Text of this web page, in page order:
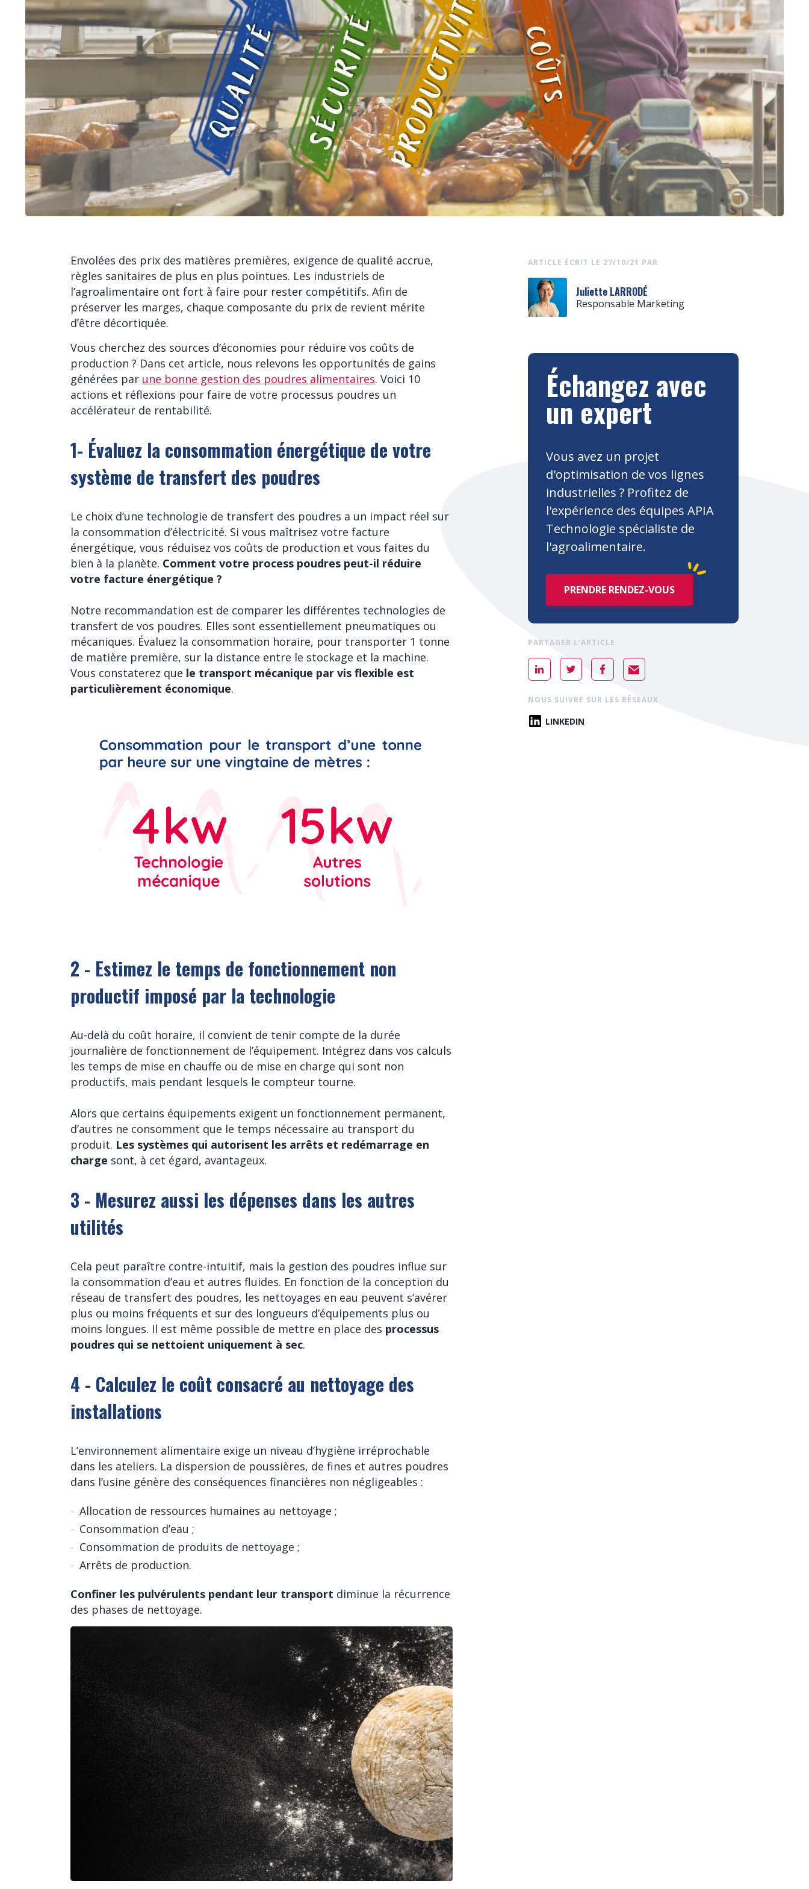
ALIMENTER UN MÉLANGEUR DE
POUDRES
ALIMENTER UN TAMISEUR
ALIMENTER UNE CUVE DE
DILUTION
VIDE-SAC MOBILE ET
BASCULANT (EMB)
EMOTTEUR TAMISEUR
BROYEUR
HOTTES DE DÉPOUSSIÉRAGE
CONDUITS ET VANNES
MANCHETTES DE CONNEXION
TRAVERSÉES DE CLOISONS
HYGIÉNIQUES
CONDITIONNER
ENSACHEUSE PESEUSE
CONFINÉE (EPC)
ENSACHEUSE PESEUSE MOBILE
(EPM)
TÊTE DE REMPLISSAGE
ÉTANCHE
Envolées des prix des matières premières, exigence de qualité accrue,
règles sanitaires de plus en plus pointues. Les industriels de
l’agroalimentaire ont fort à faire pour rester compétitifs. Afin de
préserver les marges, chaque composante du prix de revient mérite
d’être décortiquée.
Vous cherchez des sources d’économies pour réduire vos coûts de
production ? Dans cet article, nous relevons les opportunités de gains
générées par une bonne gestion des poudres alimentaires. Voici 10
actions et réflexions pour faire de votre processus poudres un
accélérateur de rentabilité.
1- Évaluez la consommation énergétique de votre
système de transfert des poudres
Le choix d’une technologie de transfert des poudres a un impact réel sur
la consommation d’électricité. Si vous maîtrisez votre facture
énergétique, vous réduisez vos coûts de production et vous faites du
bien à la planète. Comment votre process poudres peut-il réduire
votre facture énergétique ?
Notre recommandation est de comparer les différentes technologies de
transfert de vos poudres. Elles sont essentiellement pneumatiques ou
mécaniques. Évaluez la consommation horaire, pour transporter 1 tonne
de matière première, sur la distance entre le stockage et la machine.
Vous constaterez que le transport mécanique par vis flexible est
particulièrement économique.
2 - Estimez le temps de fonctionnement non
productif imposé par la technologie
Au-delà du coût horaire, il convient de tenir compte de la durée
journalière de fonctionnement de l’équipement. Intégrez dans vos calculs
les temps de mise en chauffe ou de mise en charge qui sont non
productifs, mais pendant lesquels le compteur tourne.
Alors que certains équipements exigent un fonctionnement permanent,
d’autres ne consomment que le temps nécessaire au transport du
produit. Les systèmes qui autorisent les arrêts et redémarrage en
charge sont, à cet égard, avantageux.
3 - Mesurez aussi les dépenses dans les autres
utilités
Cela peut paraître contre-intuitif, mais la gestion des poudres influe sur
la consommation d’eau et autres fluides. En fonction de la conception du
réseau de transfert des poudres, les nettoyages en eau peuvent s’avérer
plus ou moins fréquents et sur des longueurs d’équipements plus ou
moins longues. Il est même possible de mettre en place des processus
poudres qui se nettoient uniquement à sec.
4 - Calculez le coût consacré au nettoyage des
installations
L’environnement alimentaire exige un niveau d’hygiène irréprochable
dans les ateliers. La dispersion de poussières, de fines et autres poudres
dans l’usine génère des conséquences financières non négligeables :
Allocation de ressources humaines au nettoyage ;
Consommation d’eau ;
Consommation de produits de nettoyage ;
Arrêts de production.
Confiner les pulvérulents pendant leur transport diminue la récurrence
des phases de nettoyage.
ARTICLE ÉCRIT LE 27/10/21 PAR
Juliette LARRODÉ
Responsable Marketing
Échangez avec
un expert
Vous avez un projet
d'optimisation de vos lignes
industrielles ? Profitez de
l'expérience des équipes APIA
Technologie spécialiste de
l'agroalimentaire.
PRENDRE RENDEZ-VOUS
PARTAGER L'ARTICLE
NOUS SUIVRE SUR LES RÉSEAUX
LINKEDIN